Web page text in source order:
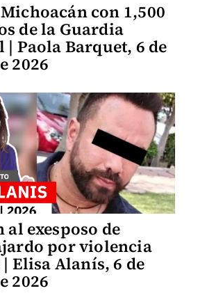
con 1,500
de la Guardia
| Paola Barquet, 6 de
2026
al exesposo de
por violencia
Elisa Alanís, 6 de
2026